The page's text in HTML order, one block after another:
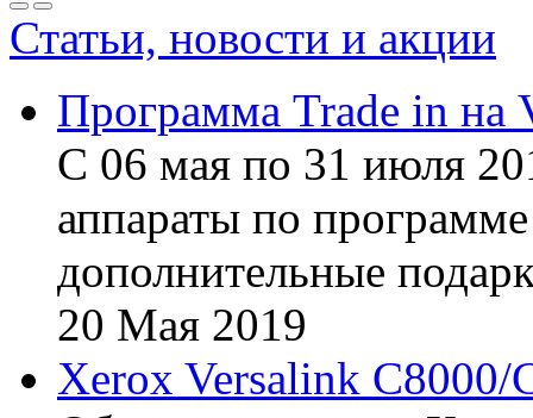
Статьи, новости и акции
Программа Trade in на
С 06 мая по 31 июля
аппараты по
дополнительные
20 Мая 2019
Xerox Versalink C8000/